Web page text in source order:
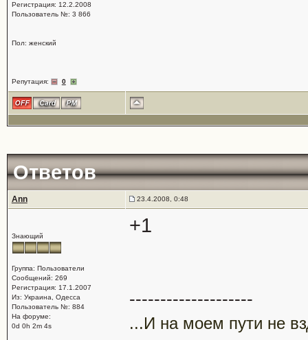
Регистрация: 12.2.2008
Пользователь №: 3 866
Пол: женский
Репутация: 0
Ответов
Ann 23.4.2008, 0:48
Знающий
Группа: Пользователи
Сообщений: 269
Регистрация: 17.1.2007
Из: Украина, Одесса
Пользователь №: 884
На форуме:
0d 0h 2m 4s
+1
--------------------
...И на моем пути не